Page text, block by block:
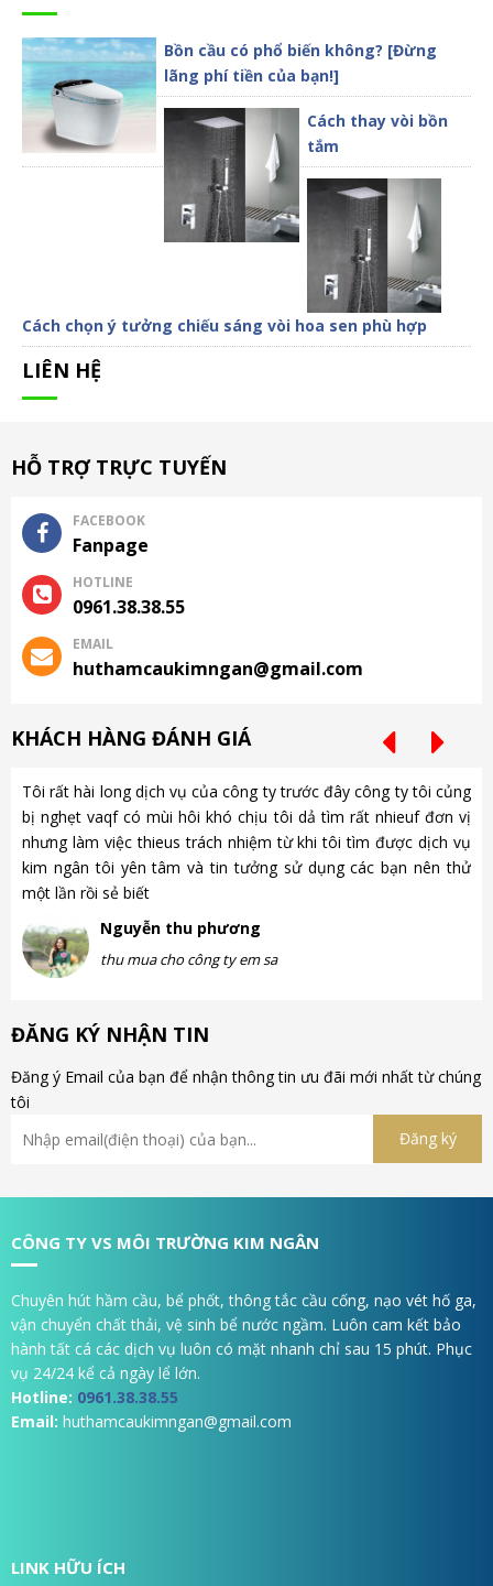
Bồn cầu có phổ biến không? [Đừng
lãng phí tiền của bạn!]
Cách thay vòi bồn
tắm
Cách chọn ý tưởng chiếu sáng vòi hoa sen phù hợp
LIÊN HỆ
HỖ TRỢ TRỰC TUYẾN
FACEBOOK
Fanpage
HOTLINE
0961.38.38.55
EMAIL
huthamcaukimngan@gmail.com
KHÁCH HÀNG ĐÁNH GIÁ
Tôi rất hài long dịch vụ của công ty trước đây công ty tôi củng
bị nghẹt vaqf có mùi hôi khó chịu tôi dả tìm rất nhieuf đơn vị
nhưng làm việc thieus trách nhiệm từ khi tôi tìm được dịch vụ
kim ngân tôi yên tâm và tin tưởng sử dụng các bạn nên thử
một lần rồi sẻ biết
Nguyễn thu phương
thu mua cho công ty em sa
ĐĂNG KÝ NHẬN TIN
Đăng ý Email của bạn để nhận thông tin ưu đãi mới nhất từ chúng
tôi
CÔNG TY VS MÔI TRƯỜNG KIM NGÂN
Chuyên hút hầm cầu, bể phốt, thông tắc cầu cống, nạo vét hố ga,
vận chuyển chất thải, vệ sinh bể nước ngầm. Luôn cam kết bảo
hành tất cá các dịch vụ luôn có mặt nhanh chỉ sau 15 phút. Phục
vụ 24/24 kể cả ngày lể lớn.
Hotline: 0961.38.38.55
Email: huthamcaukimngan@gmail.com
LINK HỮU ÍCH